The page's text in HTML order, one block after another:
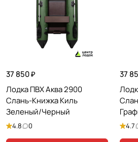
37 850 ₽
Лодка ПВХ Аква 2900
Слань-Книжка Киль
Зеленый/Черный
4.8 0
37
4.7